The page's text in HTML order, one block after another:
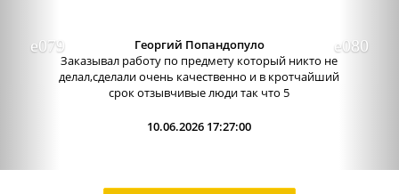
Отличный сервис, очень приятные
администраторы. Связь очень хорошо налажена,
поэтому можно узнавать новости о написании
работы. Сама...
09.06.2026 13:15:00